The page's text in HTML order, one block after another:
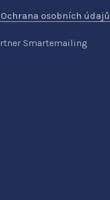
Ochrana osobních údajů